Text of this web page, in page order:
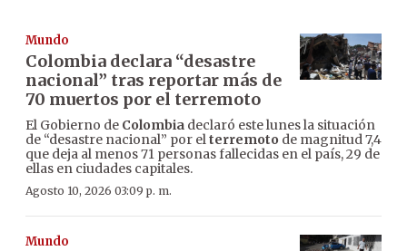
Mundo
Colombia declara “desastre
nacional” tras reportar más de
70 muertos por el terremoto
El Gobierno de Colombia declaró este lunes la situación
de “desastre nacional” por elterremoto de magnitud 7,4
que deja al menos 71 personas fallecidas en el país, 29 de
ellas en ciudades capitales.
Agosto 10, 2026 03:09 p. m.
Mundo